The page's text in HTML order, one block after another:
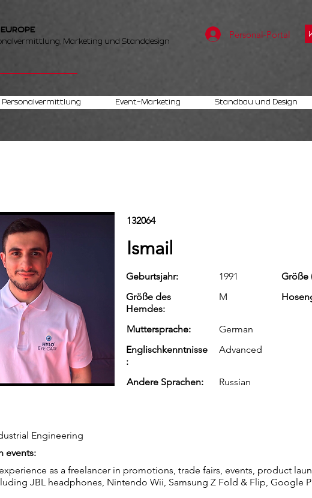
Marketing und Standdesign
Personal-Portal
Personalvermittlung Event-Marketing Standbau und Design
132064
Ismail
Geburtsjahr: 1991 Größe
Größe des
Hemdes:
M
Muttersprache:
German
Englischkenntnisse
:
Advanced
Andere Sprachen: Russian
Engineering
events:
as a freelancer in promotions, trade fairs, events, product
JBL headphones, Nintendo Wii, Samsung Z Fold & Flip, Google